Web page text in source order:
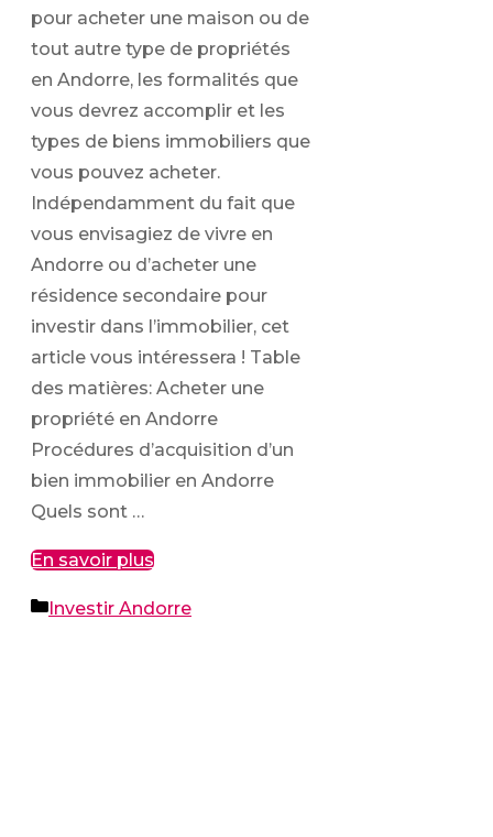
pour acheter une maison ou de
tout autre type de propriétés
en Andorre, les formalités que
vous devrez accomplir et les
types de biens immobiliers que
vous pouvez acheter.
Indépendamment du fait que
vous envisagiez de vivre en
Andorre ou d’acheter une
résidence secondaire pour
investir dans l’immobilier, cet
article vous intéressera ! Table
des matières: Acheter une
propriété en Andorre
Procédures d’acquisition d’un
bien immobilier en Andorre
Quels sont …
En savoir plus
Catégories
Investir Andorre